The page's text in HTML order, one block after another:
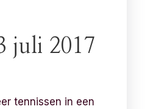
juli 2017
tennissen in een